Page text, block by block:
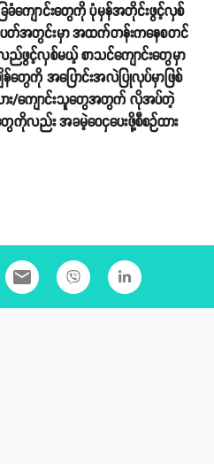
ကျောင်းတွေကို ပုံမှန်အတိုင်းဖွင့်လှစ်
တ်အတွင်းမှာ အထက်တန်းကနေစတင်
ည်ဖွင့်လှစ်မယ့် စာသင်ကျောင်းတွေမှာ
တွေကို အပြောင်းအလဲပြုလုပ်မှာဖြစ်
ား/ကျောင်းသူတွေအတွက် လိုအပ်တဲ့
ကိုလည်း အခမဲ့ဝေငှပေးဖို့စီစဉ်ထား
email